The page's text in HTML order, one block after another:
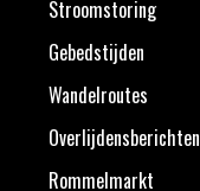
Stroomstoring
Gebedstijden
Wandelroutes
Overlijdensberichten
Rommelmarkt